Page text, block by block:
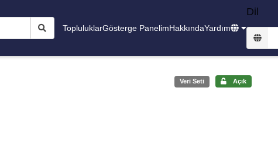
TopluluklarGösterge PanelimHakkındaYardım
Dil
Veri Seti Açık